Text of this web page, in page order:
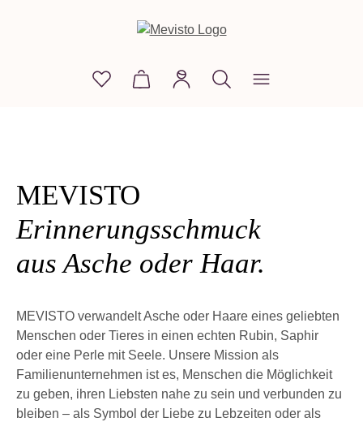
You have 0 wishlist items
Shopping cart contains 0 items.
MEVISTO
Erinnerungsschmuck
aus Asche oder Haar.
MEVISTO verwandelt Asche oder Haare eines geliebten
Menschen oder Tieres in einen echten Rubin, Saphir
oder eine Perle mit Seele. Unsere Mission als
Familienunternehmen ist es, Menschen die Möglichkeit
zu geben, ihren Liebsten nahe zu sein und verbunden zu
bleiben – als Symbol der Liebe zu Lebzeiten oder als